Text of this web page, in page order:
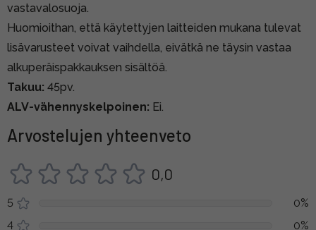
vastavalosuoja.
Huomioithan, että käytettyjen laitteiden mukana tulevat
lisävarusteet voivat vaihdella, eivätkä ne täysin vastaa
alkuperäispakkauksen sisältöä.
Takuu: 45pv.
ALV-vähennyskelpoinen: Ei.
Arvostelujen yhteenveto
0,0
5
0%
4
0%